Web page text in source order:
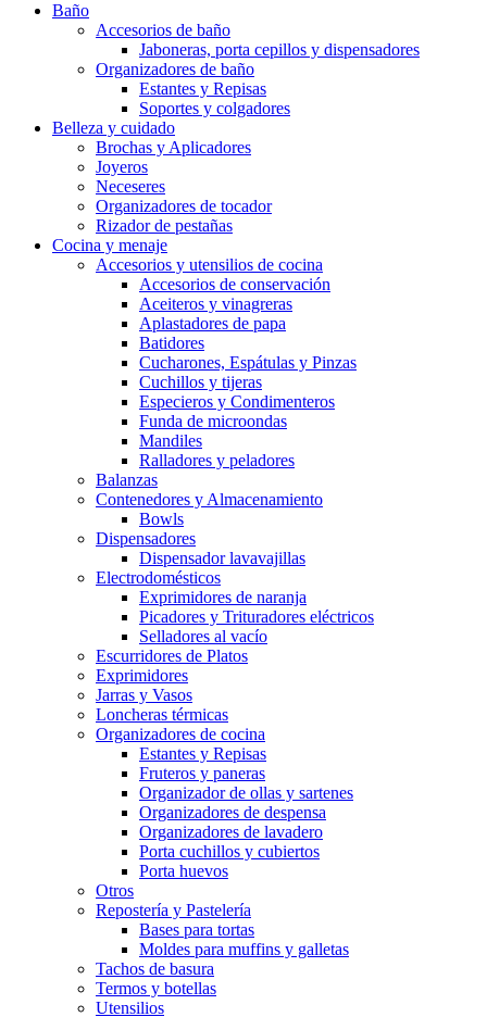
Baño
Accesorios de baño
Jaboneras, porta cepillos y dispensadores
Organizadores de baño
Estantes y Repisas
Soportes y colgadores
Belleza y cuidado
Brochas y Aplicadores
Joyeros
Neceseres
Organizadores de tocador
Rizador de pestañas
Cocina y menaje
Accesorios y utensilios de cocina
Accesorios de conservación
Aceiteros y vinagreras
Aplastadores de papa
Batidores
Cucharones, Espátulas y Pinzas
Cuchillos y tijeras
Especieros y Condimenteros
Funda de microondas
Mandiles
Ralladores y peladores
Balanzas
Contenedores y Almacenamiento
Bowls
Dispensadores
Dispensador lavavajillas
Electrodomésticos
Exprimidores de naranja
Picadores y Trituradores eléctricos
Selladores al vacío
Escurridores de Platos
Exprimidores
Jarras y Vasos
Loncheras térmicas
Organizadores de cocina
Estantes y Repisas
Fruteros y paneras
Organizador de ollas y sartenes
Organizadores de despensa
Organizadores de lavadero
Porta cuchillos y cubiertos
Porta huevos
Otros
Repostería y Pastelería
Bases para tortas
Moldes para muffins y galletas
Tachos de basura
Termos y botellas
Utensilios